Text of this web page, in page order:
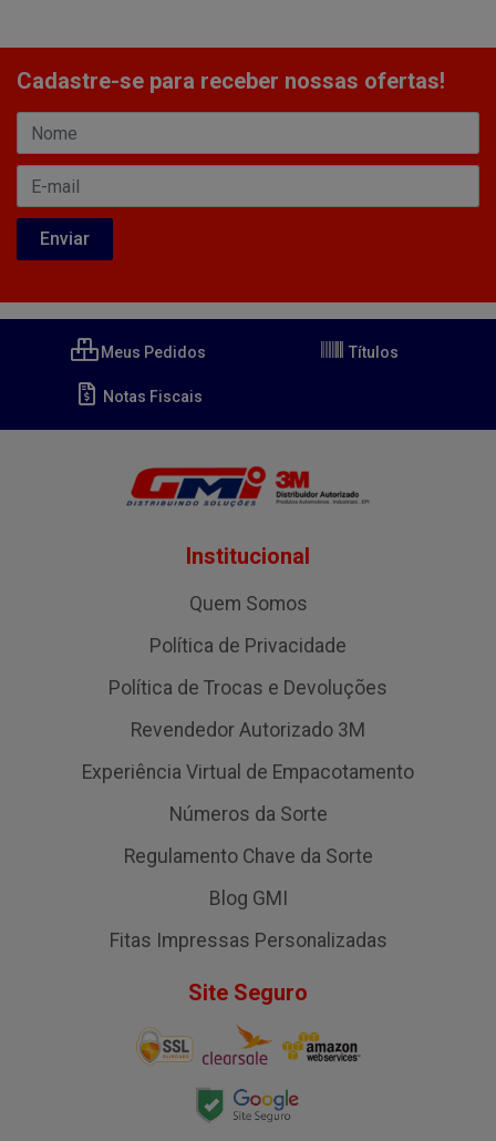
Cadastre-se para receber nossas ofertas!
Meus Pedidos Títulos
Notas Fiscais
Institucional
Quem Somos
Política de Privacidade
Política de Trocas e Devoluções
Revendedor Autorizado 3M
Experiência Virtual de Empacotamento
Números da Sorte
Regulamento Chave da Sorte
Blog GMI
Fitas Impressas Personalizadas
Site Seguro